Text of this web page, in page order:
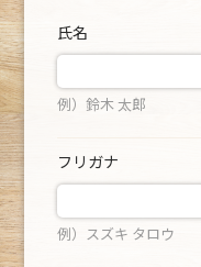
氏名
例）鈴木 太郎
フリガナ
例）スズキ タロウ